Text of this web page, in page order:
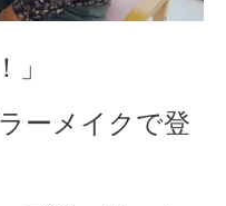
」
ーメイクで登